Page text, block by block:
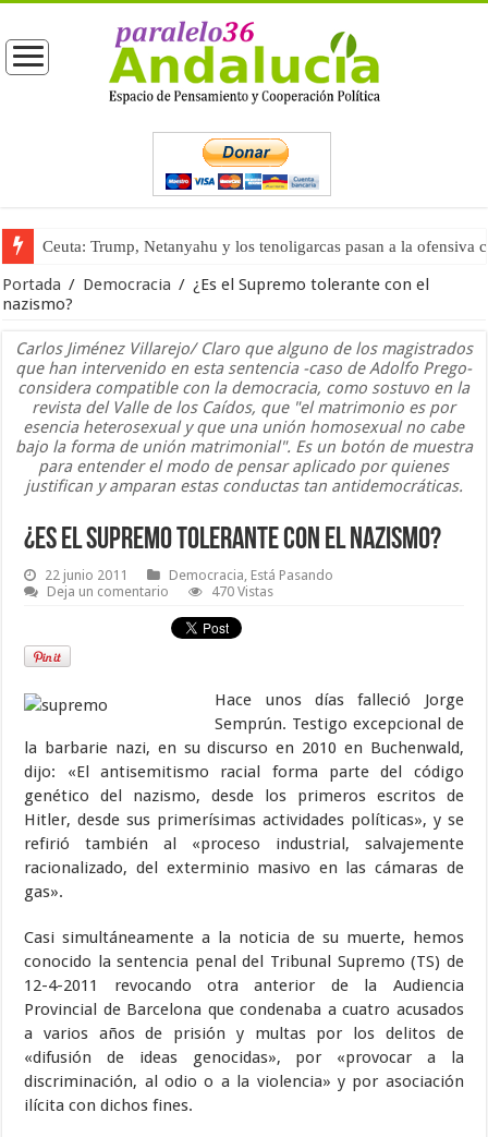
Ceuta: Trump, Netanyahu y los tenoligarcas pasan a la ofensiva
La masificación turística (tercera parte)
Portada / Democracia / ¿Es el Supremo tolerante con el
nazismo?
Carlos Jiménez Villarejo/ Claro que alguno de los magistrados
que han intervenido en esta sentencia -caso de Adolfo Prego-
considera compatible con la democracia, como sostuvo en la
revista del Valle de los Caídos, que "el matrimonio es por
esencia heterosexual y que una unión homosexual no cabe
bajo la forma de unión matrimonial". Es un botón de muestra
para entender el modo de pensar aplicado por quienes
justifican y amparan estas conductas tan antidemocráticas.
¿Es el Supremo tolerante con el nazismo?
22 junio 2011 Democracia, Está Pasando
Deja un comentario
470 Vistas
Hace unos días falleció Jorge
Semprún. Testigo excepcional de
la barbarie nazi, en su discurso en 2010 en Buchenwald,
dijo: «El antisemitismo racial forma parte del código
genético del nazismo, desde los primeros escritos de
Hitler, desde sus primerísimas actividades políticas», y se
refirió también al «proceso industrial, salvajemente
racionalizado, del exterminio masivo en las cámaras de
gas».
Casi simultáneamente a la noticia de su muerte, hemos
conocido la sentencia penal del Tribunal Supremo (TS) de
12-4-2011 revocando otra anterior de la Audiencia
Provincial de Barcelona que condenaba a cuatro acusados
a varios años de prisión y multas por los delitos de
«difusión de ideas genocidas», por «provocar a la
discriminación, al odio o a la violencia» y por asociación
ilícita con dichos fines.